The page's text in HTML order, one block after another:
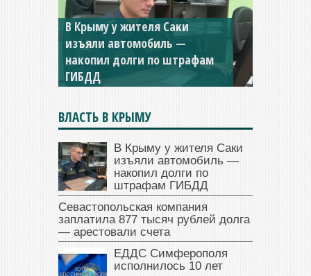
Севастопольская компания
заплатила 877 тысяч рублей
долга — арестовали счета
ВЛАСТЬ В КРЫМУ
В Крыму у жителя Саки
изъяли автомобиль —
накопил долги по
штрафам ГИБДД
Севастопольская компания
заплатила 877 тысяч рублей долга
— арестовали счета
ЕДДС Симферополя
исполнилось 10 лет